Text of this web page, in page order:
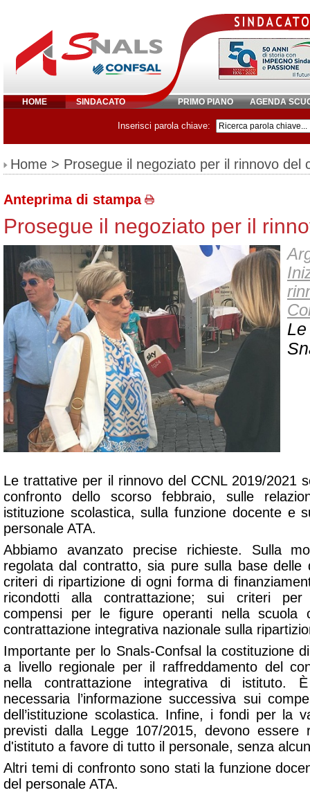
HOME SINDACATO PRIMO PIANO AGENDA
Inserisci parola chiave:
Home > Prosegue il negoziato per il rinnovo del
Anteprima di stampa
Prosegue il negoziato per il
Le trattative per il rinnovo del CCNL 2019/2021
confronto dello scorso febbraio, sulle
istituzione scolastica, sulla funzione docente e
personale ATA.
Abbiamo avanzato precise richieste. Sulla
regolata dal contratto, sia pure sulla base delle
criteri di ripartizione di ogni forma di
ricondotti alla contrattazione; sui criteri per
compensi per le figure operanti nella scuola
contrattazione integrativa nazionale sulla
Importante per lo Snals-Confsal la costituzione
a livello regionale per il raffreddamento del
nella contrattazione integrativa di istituto.
necessaria l’informazione successiva sui
dell’istituzione scolastica. Infine, i fondi per la
previsti dalla Legge 107/2015, devono essere
d'istituto a favore di tutto il personale, senza
Altri temi di confronto sono stati la funzione
del personale ATA.